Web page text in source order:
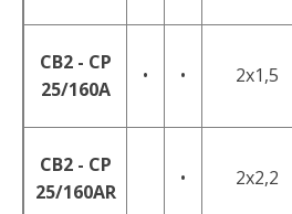
CB2 - CP
25/160A
• • 2x1,5
CB2 - CP
25/160AR
• 2x2,2